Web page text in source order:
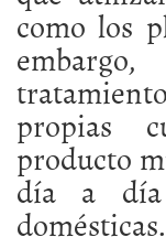
como los
propias
producto
día a día
domésticas.